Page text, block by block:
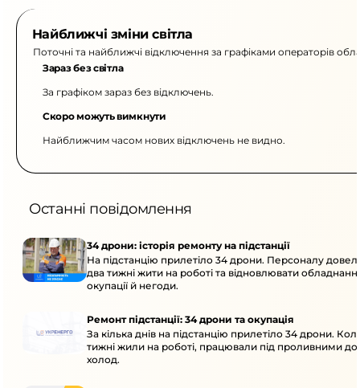
Найближчі зміни світла
Поточні та найближчі відключення за графіками операторів
Зараз без світла
За графіком зараз без відключень.
Скоро можуть вимкнути
Найближчим часом нових відключень не видно.
Останні повідомлення
34 дрони: історія ремонту на підстанції
На підстанцію прилетіло 34 дрони. Персоналу
два тижні жити на роботі та відновлювати
окупації й негоди.
Ремонт підстанції: 34 дрони та окупація
За кілька днів на підстанцію прилетіло 34 дрони.
тижні жили на роботі, працювали під проливними
холод.